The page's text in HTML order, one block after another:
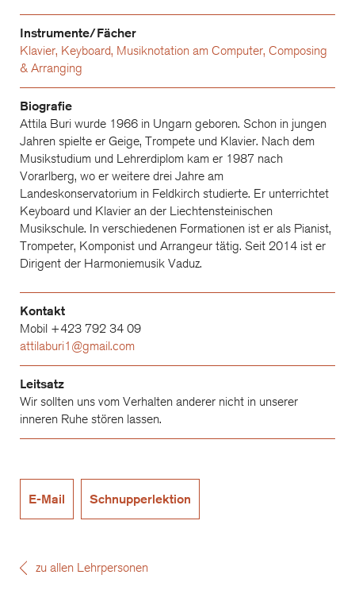
Instrumente/Fächer
Klavier, Keyboard, Musiknotation am Computer, Composing
& Arranging
Biografie
Attila Buri wurde 1966 in Ungarn geboren. Schon in jungen
Jahren spielte er Geige, Trompete und Klavier. Nach dem
Musikstudium und Lehrerdiplom kam er 1987 nach
Vorarlberg, wo er weitere drei Jahre am
Landeskonservatorium in Feldkirch studierte. Er unterrichtet
Keyboard und Klavier an der Liechtensteinischen
Musikschule. In verschiedenen Formationen ist er als Pianist,
Trompeter, Komponist und Arrangeur tätig. Seit 2014 ist er
Dirigent der Harmoniemusik Vaduz.
Kontakt
Mobil +423 792 34 09
attilaburi1@gmail.com
Leitsatz
Wir sollten uns vom Verhalten anderer nicht in unserer
inneren Ruhe stören lassen.
E-Mail Schnupperlektion
zu allen Lehrpersonen